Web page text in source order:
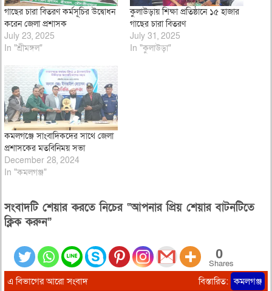
গাছের চারা বিতরণ কর্মসূচির উদ্বোধন
করেন জেলা প্রশাসক
July 23, 2025
In "শ্রীমঙ্গল"
কুলাউড়ায় শিক্ষা প্রতিষ্ঠানে ১৫ হাজার
গাছের চারা বিতরণ
July 31, 2025
In "কুলাউড়া"
কমলগঞ্জে সাংবাদিকদের সাথে জেলা
প্রশাসকের মতবিনিময় সভা
December 28, 2024
In "কমলগঞ্জ"
সংবাদটি শেয়ার করতে নিচের “আপনার প্রিয় শেয়ার বাটনটিতে
ক্লিক করুন”
0
Shares
এ বিভাগের আরো সংবাদ বিস্তারিত: কমলগঞ্জ